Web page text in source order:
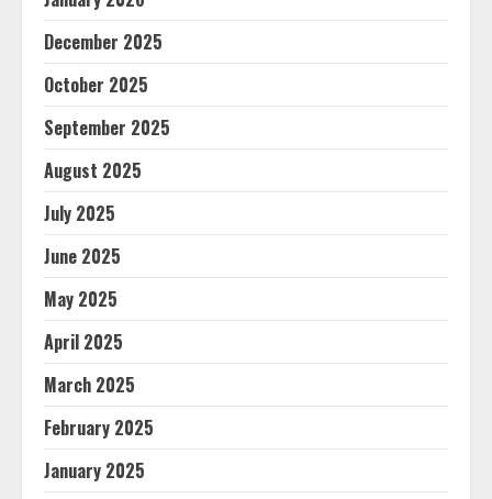
December 2025
October 2025
September 2025
August 2025
July 2025
June 2025
May 2025
April 2025
March 2025
February 2025
January 2025